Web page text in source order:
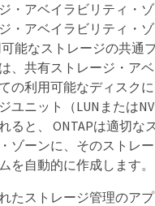
・アベイラビリティ・
・アベイラビリティ・
能なストレージの共通
、共有ストレージ・ア
の利用可能なディスク
ユニット（LUNまたは
ると、 ONTAPは適切な
ゾーンに、そのストレ
を自動的に作成します。
たストレージ管理のアプ